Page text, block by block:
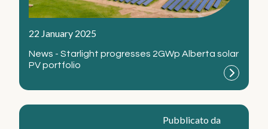
22 January 2025
News - Starlight progresses 2GWp Alberta solar
PV portfolio
Pubblicato da